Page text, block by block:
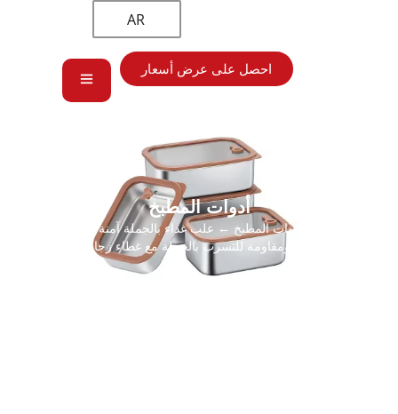
AR
احصل على عرض أسعار
أدوات المطبخ
أدوات المطبخ ← علب غداء بالجملة آمنة للتسرب في
الميكروويف ومقاومة للتسرب بالجملة مع غطاء زجاجي مرئي